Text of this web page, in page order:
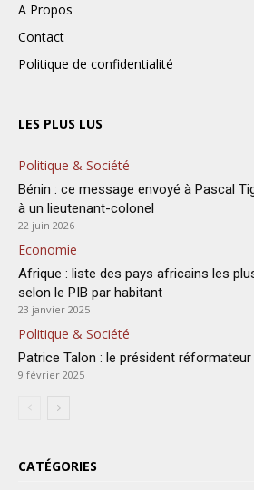
A Propos
Contact
Politique de confidentialité
LES PLUS LUS
Politique & Société
Bénin : ce message envoyé à Pascal
à un lieutenant-colonel
22 juin 2026
Economie
Afrique : liste des pays africains les
selon le PIB par habitant
23 janvier 2025
Politique & Société
Patrice Talon : le président
9 février 2025
CATÉGORIES